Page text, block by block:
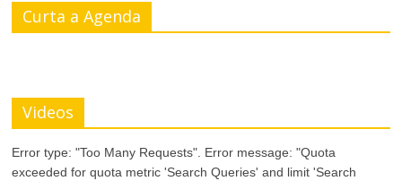
Curta a Agenda
Videos
Error type: "Too Many Requests". Error message: "Quota
exceeded for quota metric 'Search Queries' and limit 'Search